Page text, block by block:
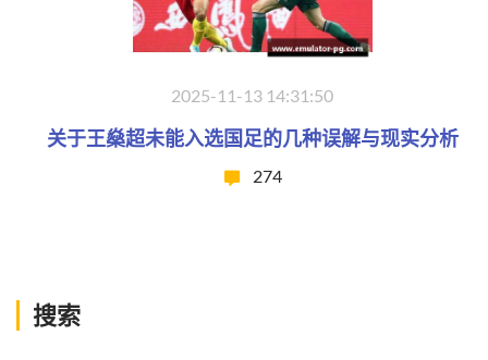
2025-11-13 14:31:50
关于王燊超未能入选国足的几种误解与现实分析
274
搜索